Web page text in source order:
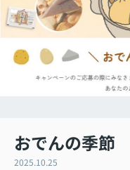
おでんの季節
2025.10.25